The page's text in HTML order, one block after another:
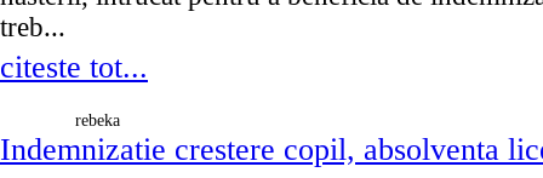
treb...
citeste tot...
rebeka
Indemnizatie crestere copil, absolventa